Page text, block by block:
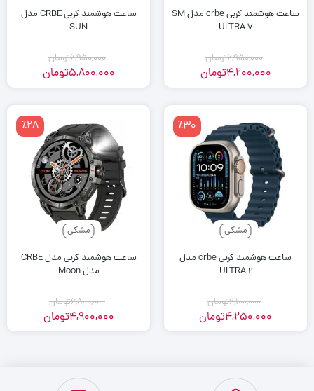
ساعت هوشمند کربی crbe مدل SM
ULTRA 7
6,950,000تومان
4,200,000تومان
ساعت هوشمند کربی CRBE مدل
SUN
6,950,000تومان
5,800,000تومان
مشکی
٪30
ساعت هوشمند کربی crbe مدل
ULTRA 2
6,100,000تومان
4,250,000تومان
مشکی
٪28
ساعت هوشمند کربی مدل CRBE
مدل Moon
6,800,000تومان
4,900,000تومان